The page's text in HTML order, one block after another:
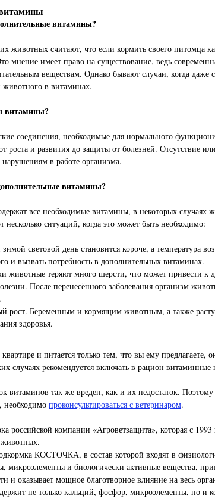
витамины?
животных считают, что если кормить своего питомца
мнение имеет право на существование, ведь
веществам. Однако бывают случаи, когда
животного в витаминах.
витамины?
соединения, необходимые для нормального
роста и развития до защиты от болезней. Отсутствие
в работе организма.
витамины?
все необходимые витамины, в некоторых случаях
ситуаций, когда это может быть необходимо:
световой день становится короче, а температура
и вызвать потребность в дополнительных витаминах.
животные теряют много шерсти, что может привести к
После перенесённого заболевания организм
рост. Беременным и кормящим животным, а также
здоровья.
и питается только тем, что вы ему предлагаете,
случаях рекомендуется включать в рацион
витаминов так же вреден, как и их недостаток.
необходимо проконсультироваться с ветеринаром.
компании «Агроветзащита», которая с 1993
животных.
КОСТОЧКА, в состав которой входят в
и биологически активные вещества,
и оказывает мощное благотворное влияние на весь
не только кальций, фосфор, микроэлементы, но и